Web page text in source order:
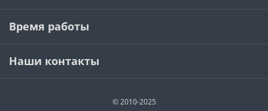
Время работы
Наши контакты
© 2010-2025